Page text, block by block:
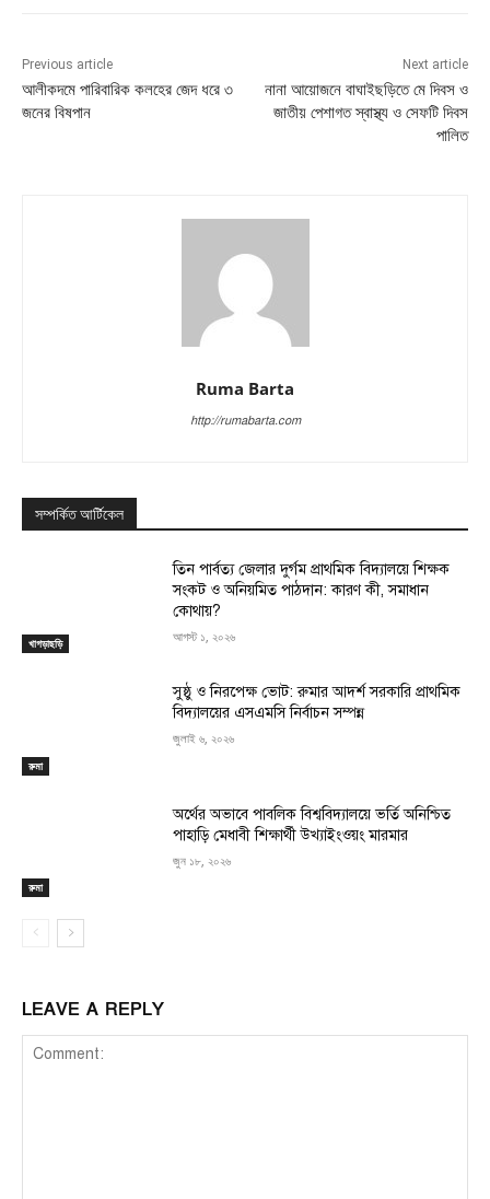
Previous article
আলীকদমে পারিবারিক কলহের জেদ ধরে ৩
জনের বিষপান
Next article
নানা আয়োজনে বাঘাইছড়িতে মে দিবস ও
জাতীয় পেশাগত স্বাস্থ্য ও সেফটি দিবস
পালিত
Ruma Barta
http://rumabarta.com
সম্পর্কিত আর্টিকেল
খাগড়াছড়ি
তিন পার্বত্য জেলার দুর্গম প্রাথমিক বিদ্যালয়ে শিক্ষক
সংকট ও অনিয়মিত পাঠদান: কারণ কী, সমাধান
কোথায়?
আগস্ট ১, ২০২৬
রুমা
সুষ্ঠু ও নিরপেক্ষ ভোট: রুমার আদর্শ সরকারি প্রাথমিক
বিদ্যালয়ের এসএমসি নির্বাচন সম্পন্ন
জুলাই ৬, ২০২৬
রুমা
অর্থের অভাবে পাবলিক বিশ্ববিদ্যালয়ে ভর্তি অনিশ্চিত
পাহাড়ি মেধাবী শিক্ষার্থী উখ্যাইংওয়ং মারমার
জুন ১৮, ২০২৬
LEAVE A REPLY